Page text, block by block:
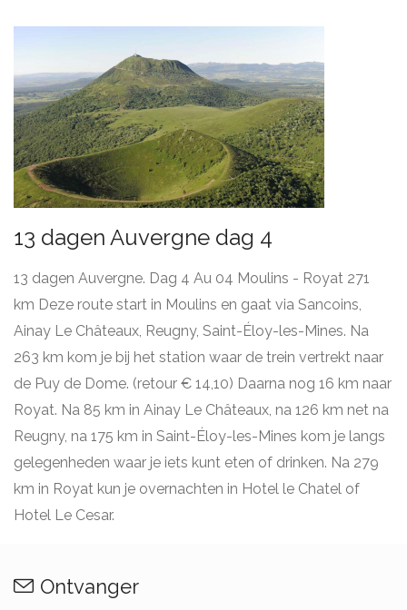
13 dagen Auvergne dag 4
13 dagen Auvergne. Dag 4 Au 04 Moulins - Royat 271
km Deze route start in Moulins en gaat via Sancoins,
Ainay Le Châteaux, Reugny, Saint-Éloy-les-Mines. Na
263 km kom je bij het station waar de trein vertrekt naar
de Puy de Dome. (retour € 14,10) Daarna nog 16 km naar
Royat. Na 85 km in Ainay Le Châteaux, na 126 km net na
Reugny, na 175 km in Saint-Éloy-les-Mines kom je langs
gelegenheden waar je iets kunt eten of drinken. Na 279
km in Royat kun je overnachten in Hotel le Chatel of
Hotel Le Cesar.
Ontvanger